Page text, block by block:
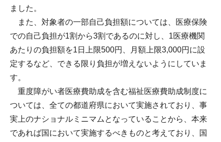
ました。
また、対象者の一部自己負担額については、医療保険
での自己負担が1割から3割であるのに対し、1医療機関
あたりの負担額を1日上限500円、月額上限3,000円に設
定するなど、できる限り負担が増えないようにしていま
す。
重度障がい者医療費助成を含む福祉医療費助成制度に
ついては、全ての都道府県において実施されており、事
実上のナショナルミニマムとなっていることから、本来
であれば国において実施するべきものと考えており、国